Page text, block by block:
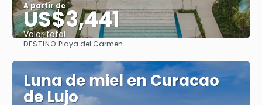
A partir de
US$3,441
Valor total
Saiba mais
DESTINO:Playa del Carmen
Luna de miel en Curacao
de Lujo